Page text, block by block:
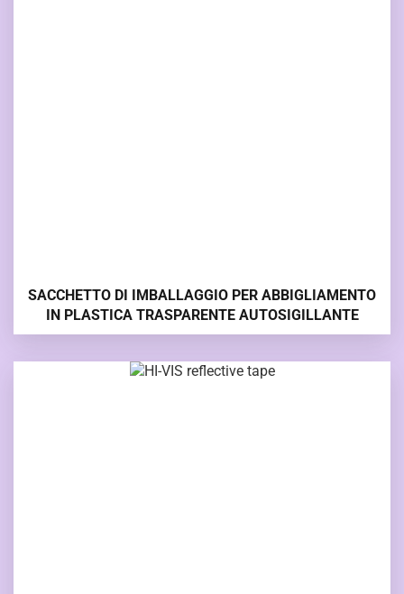
SACCHETTO DI IMBALLAGGIO PER ABBIGLIAMENTO
IN PLASTICA TRASPARENTE AUTOSIGILLANTE